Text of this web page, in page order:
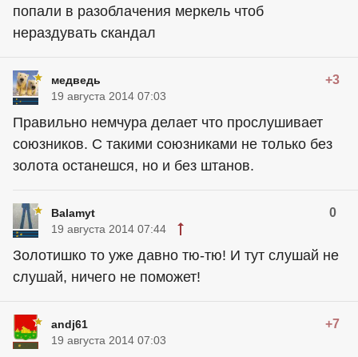
попали в разоблачения меркель чтоб
нераздувать скандал
медведь +3
19 августа 2014 07:03
Правильно немчура делает что прослушивает
союзников. С такими союзниками не только без
золота останешся, но и без штанов.
Balamyt 0
19 августа 2014 07:44
Золотишко то уже давно тю-тю! И тут слушай не
слушай, ничего не поможет!
andj61 +7
19 августа 2014 07:03